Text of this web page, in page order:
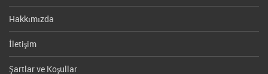
Hakkımızda
İletişim
Şartlar ve Koşullar